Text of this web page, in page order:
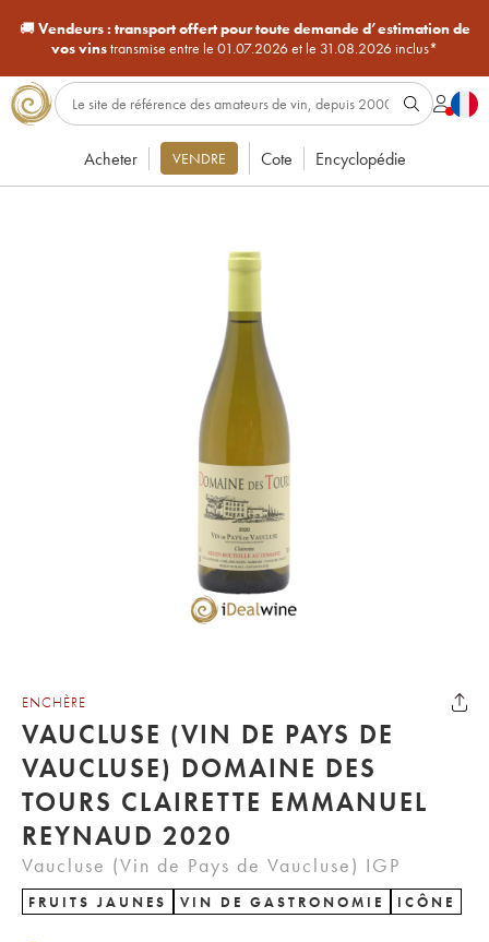
🚚Vendeurs : transport offert pour toute demande d’estimation de
vos vinstransmise entre le 01.07.2026 et le 31.08.2026 inclus*
Acheter VENDRE Cote Encyclopédie
ENCHÈRE
VAUCLUSE (VIN DE PAYS DE
VAUCLUSE) DOMAINE DES
TOURS CLAIRETTE EMMANUEL
REYNAUD 2020
Vaucluse (Vin de Pays de Vaucluse) IGP
FRUITS JAUNES VIN DE GASTRONOMIE ICÔNE